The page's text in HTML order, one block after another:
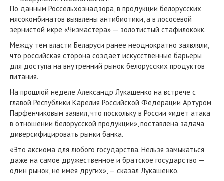
По данным Россельхознадзора, в продукции белорусских
мясокомбинатов выявлены антибиотики, а в лососевой
зернистой икре «Чизмастера» — золотистый стафилококк.
Между тем власти Беларуси ранее неоднократно заявляли,
что российская сторона создает искусственные барьеры
для доступа на внутренний рынок белорусских продуктов
питания.
На прошлой неделе Александр Лукашенко на встрече с
главой Республики Карелия Российской Федерации Артуром
Парфенчиковым заявил, что поскольку в России «идет атака
в отношении белорусской продукции», поставлена задача
диверсифицировать рынки банка.
«Это аксиома для любого государства. Нельзя замыкаться
даже на самое дружественное и братское государство —
один рынок, не имея других», — сказал Лукашенко.